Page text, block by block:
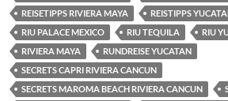
REISETIPPS RIVIERA MAYA
REISTIPPS
RIU PALACE MEXICO
RIU TEQUILA
RIU
RIVIERA MAYA
RUNDREISE YUCATAN
SECRETS CAPRI RIVIERA CANCUN
SECRETS MAROMA BEACH RIVIERA CANCUN